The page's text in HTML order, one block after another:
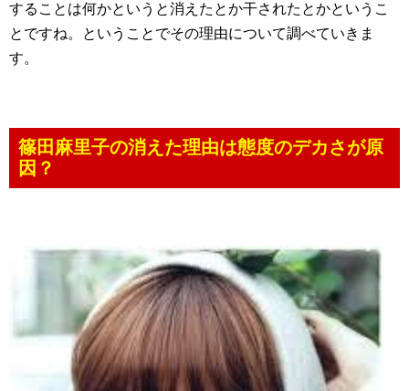
することは何かというと消えたとか干されたとかというこ
とですね。ということでその理由について調べていきま
す。
篠田麻里子の消えた理由は態度のデカさが原
因？